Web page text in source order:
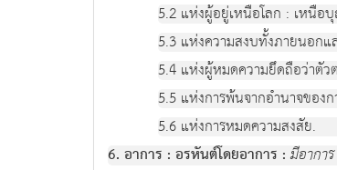
5.2 แห่งผู้อยู่เหนือโลก : เหนื
5.3 แห่งความสงบทั้งภายนอกแ
5.4 แห่งผู้หมดความยึดถือว่าตั
5.5 แห่งการพ้นจากอำนาจของ
5.6 แห่งการหมดความสงสัย.
6. อาการ : อรหันต์โดยอาการ : มีอาการ